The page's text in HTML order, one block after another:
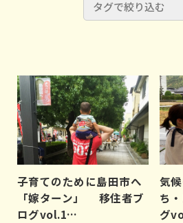
子育てのために島田市へ
「嫁ターン」 移住者ブ
ログvol.1…
気
ち
グ